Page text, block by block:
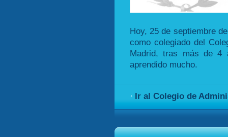
Hoy, 25 de septiembre
como colegiado del
Madrid, tras más de 4
aprendido mucho.
Ir al Colegio de